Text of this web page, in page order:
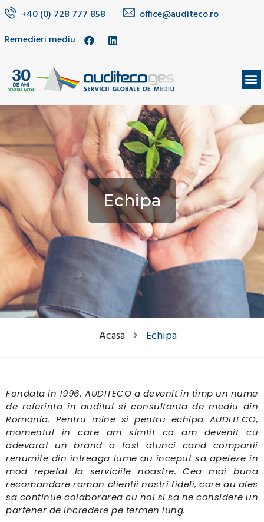
+40 (0) 728 777 858
office@auditeco.ro
Remedieri mediu
Echipa
Acasa Echipa
Fondata in 1996, AUDITECO a devenit in timp un nume
de referinta in auditul si consultanta de mediu din
Romania. Pentru mine si pentru echipa AUDITECO,
momentul in care am simtit ca am devenit cu
adevarat un brand a fost atunci cand companii
renumite din intreaga lume au inceput sa apeleze in
mod repetat la serviciile noastre. Cea mai buna
recomandare raman clientii nostri fideli, care au ales
sa continue colaborarea cu noi si sa ne considere un
partener de incredere pe termen lung.